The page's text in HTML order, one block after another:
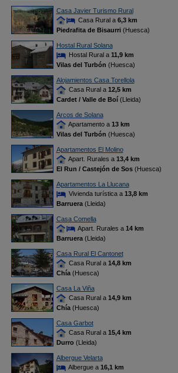
Casa Javier Turismo Rural
Casa Rural a 6,3 km
Piedrafita de Bisaurri(Huesca)
Hostal Rural Solana
Hostal Rural a 11,9 km
Vilas del Turbón (Huesca)
Alojamientos Casa Torellola
Casa Rural a 12,5 km
Cardet / Valle de Boí(Lleida)
Arcos de Solana
Apartamento a 13 km
Vilas del Turbón (Huesca)
Apartamentos El Molino
Apart. Rurales a 13,4 km
El Run / Castejón de Sos(Huesca)
Apartamentos La Llucana
Vivienda turística a 13,8 km
Barruera(Lleida)
Casa Comella
Apart. Rurales a 14 km
Barruera(Lleida)
Casa Rural El Cantonet
Casa Rural a 14,8 km
Chía(Huesca)
Casa La Viña
Casa Rural a 14,9 km
Chía(Huesca)
Casa Garbot
Casa Rural a 15,4 km
Durro(Lleida)
Albergue Velarta
Albergue a 16,1 km